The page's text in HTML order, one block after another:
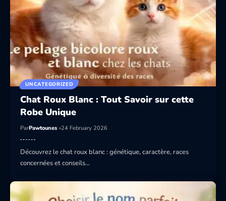
UNCATEGORIZED
Chat Roux Blanc : Tout Savoir sur cette
Robe Unique
ParPawtounes 24 February 2026
Découvrez le chat roux blanc : génétique, caractère, races
concernées et conseils…